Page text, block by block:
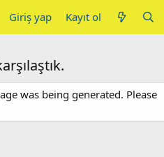
Giriş yap Kayıt ol
was being generated. Please